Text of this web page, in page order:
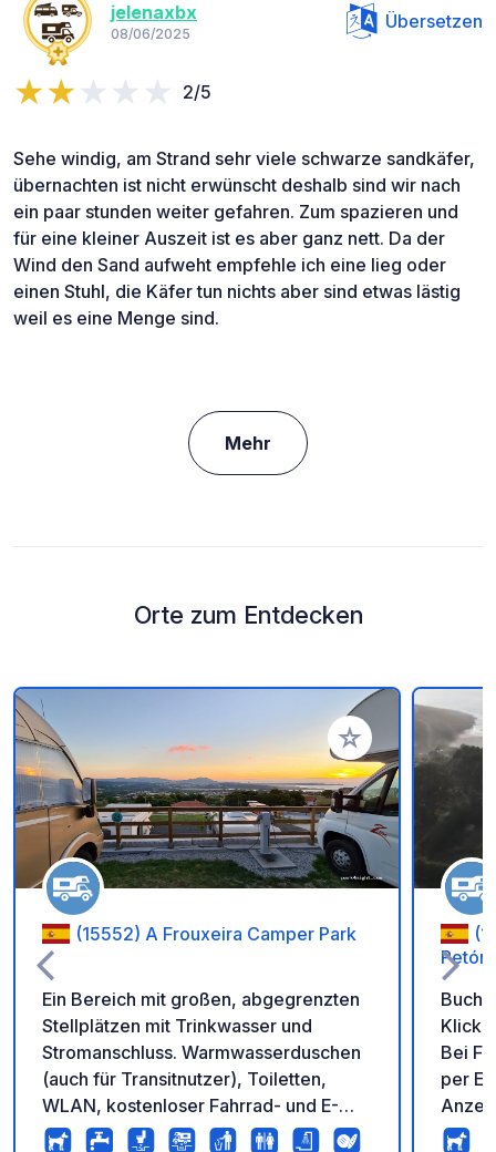
jelenaxbx
08/06/2025
Übersetzen
2/5
Sehe windig, am Strand sehr viele schwarze sandkäfer,
übernachten ist nicht erwünscht deshalb sind wir nach
ein paar stunden weiter gefahren. Zum spazieren und
für eine kleiner Auszeit ist es aber ganz nett. Da der
Wind den Sand aufweht empfehle ich eine lieg oder
einen Stuhl, die Käfer tun nichts aber sind etwas lästig
weil es eine Menge sind.
Mehr
Orte zum Entdecken
Zu Ihren Favoriten
(15552) A Frouxeira Camper Park
Ein Bereich mit großen, abgegrenzten
Stellplätzen mit Trinkwasser und
Stromanschluss. Warmwasserduschen
(auch für Transitnutzer), Toiletten,
WLAN, kostenloser Fahrrad- und E-
Scooter-Verleih, Swimmingpool, Grill,
Petón
Bei
per
Anzeige). Arteixo
Sie